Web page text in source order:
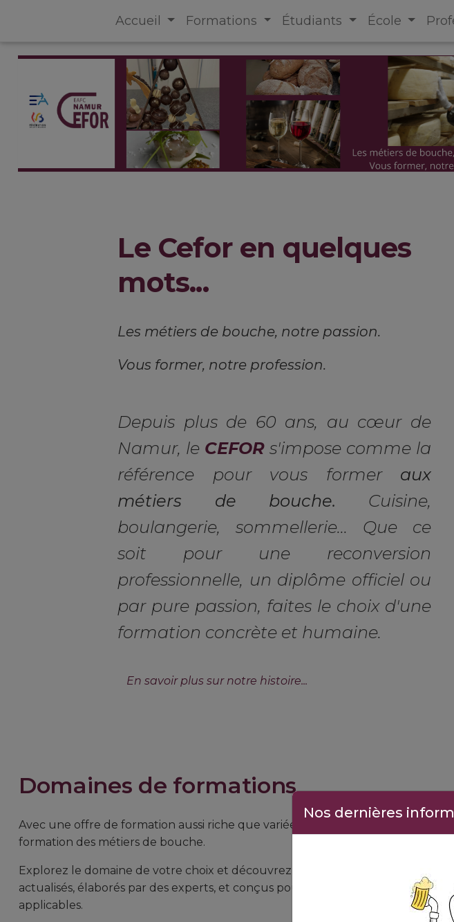
Accueil Formations Étudiants École
Le Cefor en quelques
mots...
Les métiers de bouche, notre passion.
Vous former, notre profession.
Depuis plus de 60 ans, au cœur de
Namur, le CEFOR s'impose comme la
référence pour vous former aux
métiers de bouche. Cuisine,
boulangerie, sommellerie... Que ce
soit pour une reconversion
professionnelle, un diplôme officiel ou
par pure passion, faites le choix d'une
formation concrète et humaine.
En savoir plus sur notre histoire...
Domaines de formations
Avec une offre de formation aussi riche que variée, notre établissement s'est
formation des métiers de bouche.
Explorez le domaine de votre choix et découvrez l’ensemble des formations
actualisés, élaborés par des experts, et conçus pour développer des
applicables.
Nos dernières